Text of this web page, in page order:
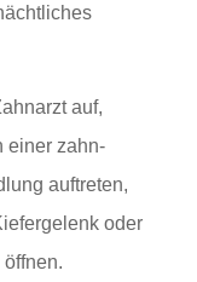
auf,
einer zahn-
auftreten,
oder